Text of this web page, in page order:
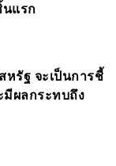
แรก
หรัฐ จะเป็นการชี้
ผลกระทบถึง